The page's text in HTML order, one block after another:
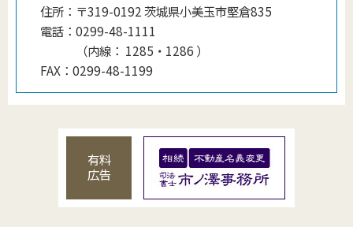
住所： 〒319-0192 茨城県小美玉市堅倉835
電話： 0299-48-1111
（内線 ： 1285・1286 ）
FAX： 0299-48-1199
有料
広告